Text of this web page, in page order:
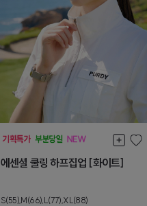
에센셜 쿨링 하프집업 [화이트]
S(55),M(66),L(77),XL(88)